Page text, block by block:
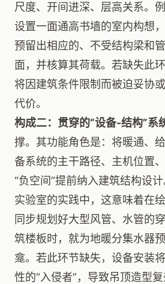
尺度、开间进深、层高关系。
设置一面通高书墙的室内构想
预留出相应的、不受结构梁和
面，并核算其荷载。若缺失此
将因建筑条件限制而被迫妥协
代价。
构成二：贯穿的“设备-结构”系
撑。其功能角色是：将暖通、
备系统的主干路径、主机位置
“负空间”提前纳入建筑结构设
实验室的实践中，这意味着在
同步规划好大型风管、水管的
筑楼板时，就为地暖分集水器
龛。若此环节缺失，设备安装
性的“入侵者”，导致吊顶造型